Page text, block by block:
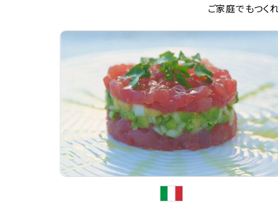
ご家庭でもつく